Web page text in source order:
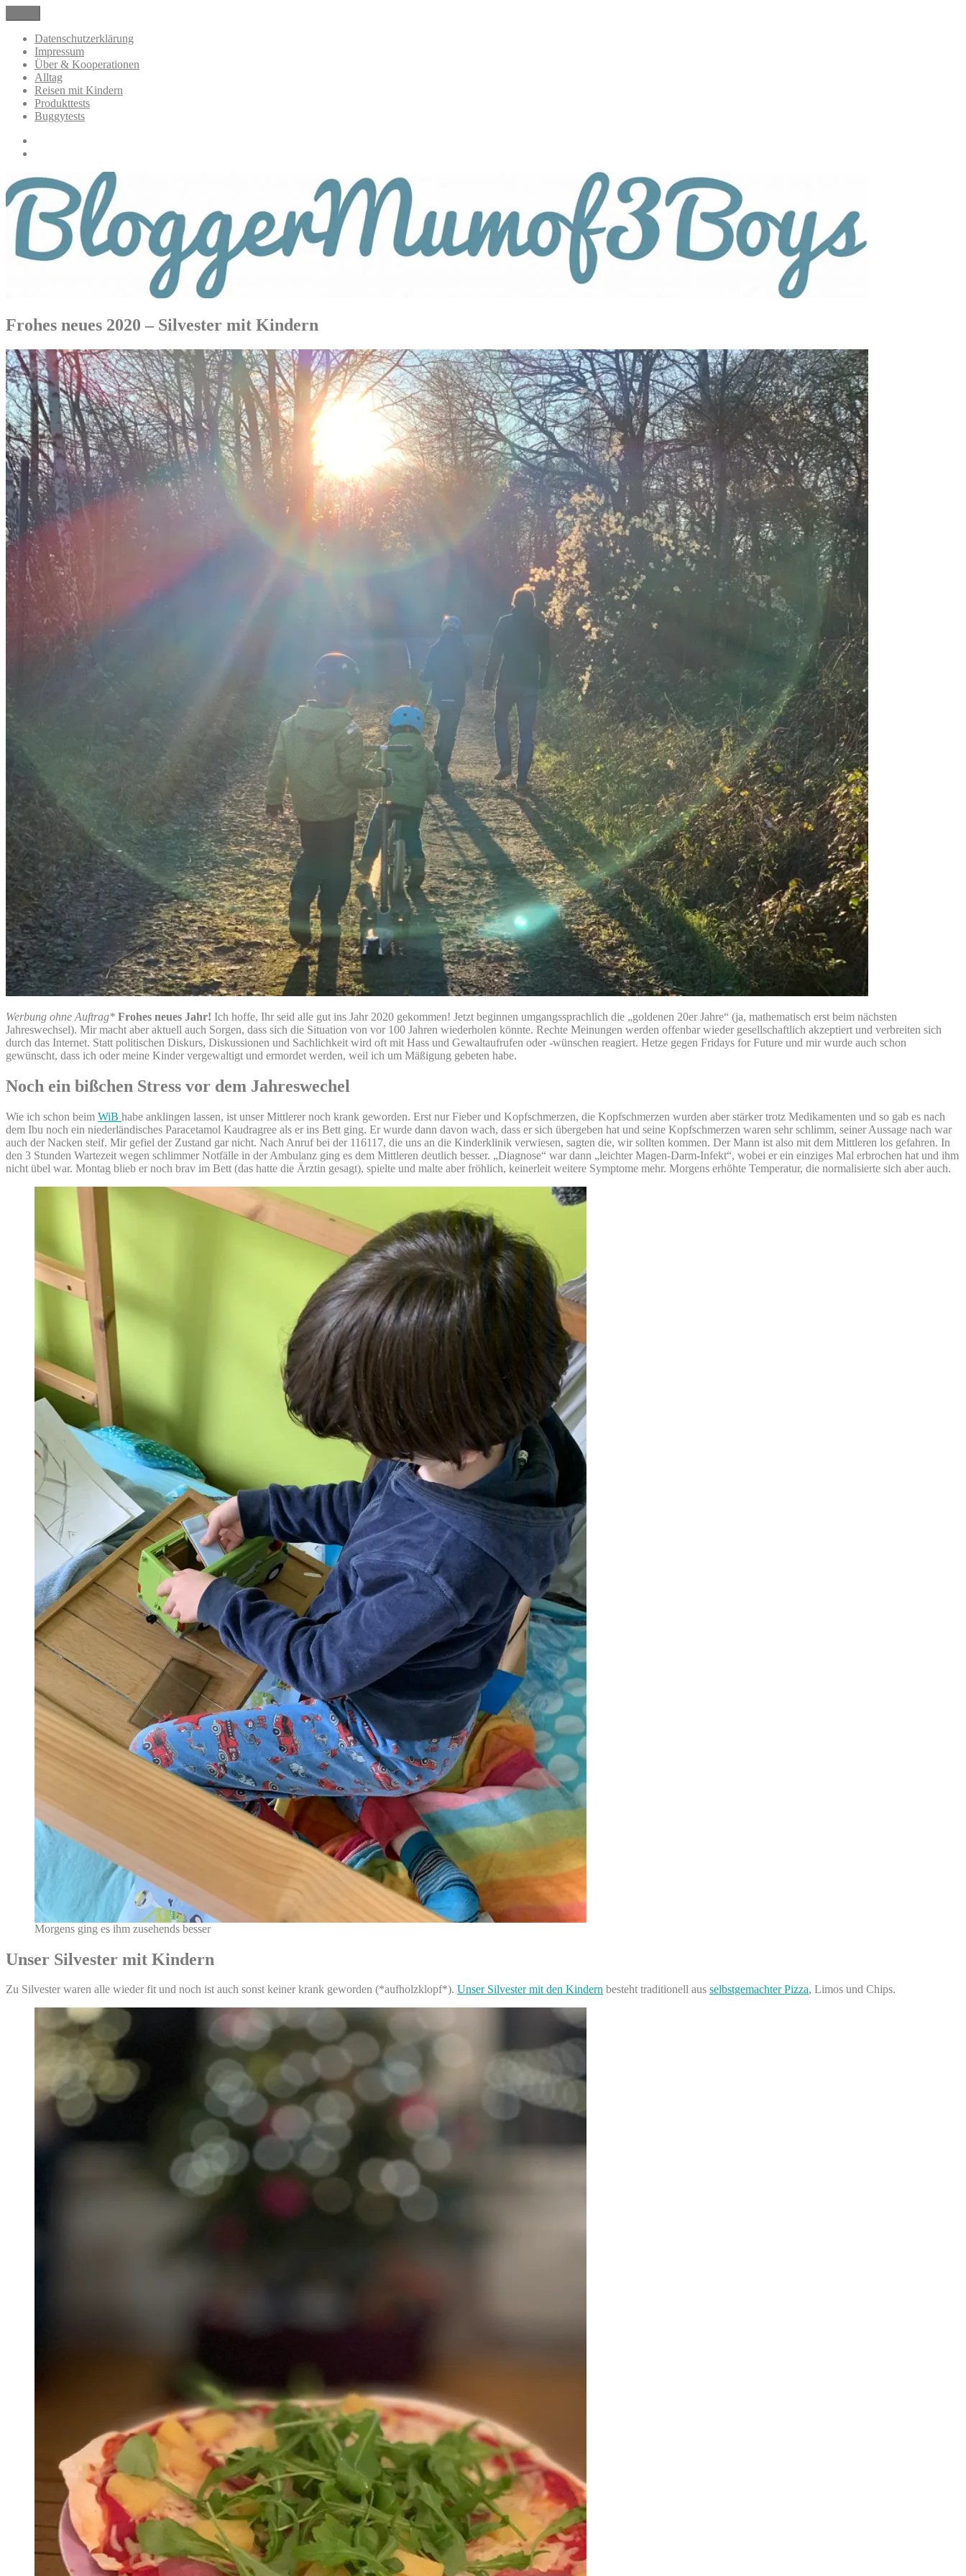
Inhalt
springen
BloggerMumOf3Boys Mamablog
Mamablog über das Leben mit drei Kindern mit Produkttests und Alltagsthemen
Datenschutzerklärung
Impressum
Über & Kooperationen
Alltag
Reisen mit Kindern
Produkttests
Buggytests
Frohes neues 2020 – Silvester mit Kindern
Werbung ohne Auftrag* Frohes neues Jahr! Ich hoffe, Ihr seid alle gut ins Jahr 2020 gekommen! Jetzt beginnen umgangssprachlich die „goldenen 20er Jahre“ (ja, mathematisch erst beim nächsten
Jahreswechsel). Mir macht aber aktuell auch Sorgen, dass sich die Situation von vor 100 Jahren wiederholen könnte. Rechte Meinungen werden offenbar wieder gesellschaftlich akzeptiert und verbreiten sich
durch das Internet. Statt politischen Diskurs, Diskussionen und Sachlichkeit wird oft mit Hass und Gewaltaufrufen oder -wünschen reagiert. Hetze gegen Fridays for Future und mir wurde auch schon
gewünscht, dass ich oder meine Kinder vergewaltigt und ermordet werden, weil ich um Mäßigung gebeten habe.
Noch ein bißchen Stress vor dem Jahreswechel
Wie ich schon beim WiB habe anklingen lassen, ist unser Mittlerer noch krank geworden. Erst nur Fieber und Kopfschmerzen, die Kopfschmerzen wurden aber stärker trotz Medikamenten und so gab es nach
dem Ibu noch ein niederländisches Paracetamol Kaudragree als er ins Bett ging. Er wurde dann davon wach, dass er sich übergeben hat und seine Kopfschmerzen waren sehr schlimm, seiner Aussage nach war
auch der Nacken steif. Mir gefiel der Zustand gar nicht. Nach Anruf bei der 116117, die uns an die Kinderklinik verwiesen, sagten die, wir sollten kommen. Der Mann ist also mit dem Mittleren los gefahren. In
den 3 Stunden Wartezeit wegen schlimmer Notfälle in der Ambulanz ging es dem Mittleren deutlich besser. „Diagnose“ war dann „leichter Magen-Darm-Infekt“, wobei er ein einziges Mal erbrochen hat und ihm
nicht übel war. Montag blieb er noch brav im Bett (das hatte die Ärztin gesagt), spielte und malte aber fröhlich, keinerleit weitere Symptome mehr. Morgens erhöhte Temperatur, die normalisierte sich aber auch.
Morgens ging es ihm zusehends besser
Unser Silvester mit Kindern
Zu Silvester waren alle wieder fit und noch ist auch sonst keiner krank geworden (*aufholzklopf*). Unser Silvester mit den Kindern besteht traditionell aus selbstgemachter Pizza, Limos und Chips.